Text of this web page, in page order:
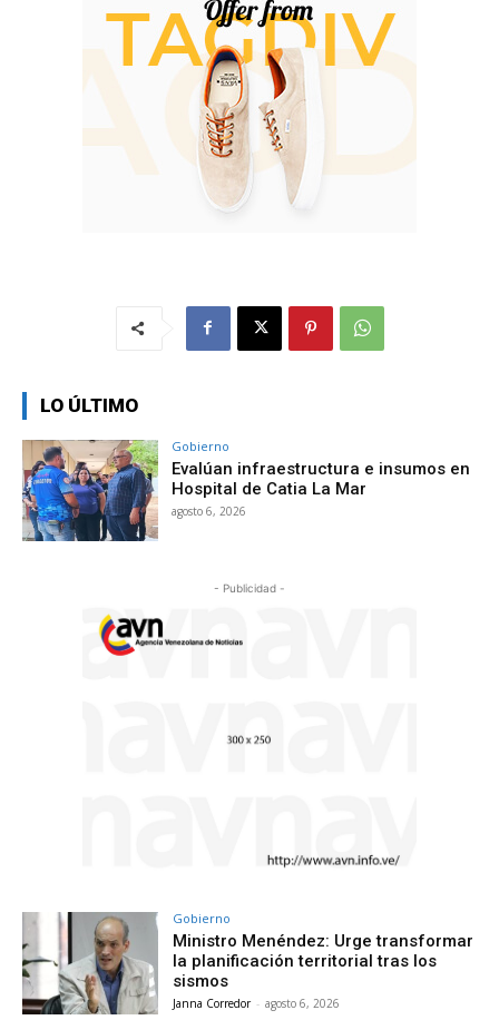
LO ÚLTIMO
Gobierno
Evalúan infraestructura e insumos en
Hospital de Catia La Mar
agosto 6, 2026
- Publicidad -
Gobierno
Ministro Menéndez: Urge transformar
la planificación territorial tras los
sismos
Janna Corredor - agosto 6, 2026